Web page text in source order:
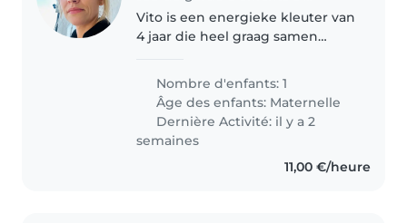
Vito is een energieke kleuter van
4 jaar die heel graag samen
kijkt hij graag naar tv, Paw Patrol
is zijn favoriet!
Nombre d'enfants: 1
Âge des enfants: Maternelle
Dernière Activité: il y a 2
semaines
11,00 €/heure